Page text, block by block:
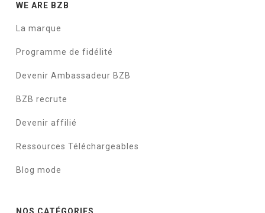
WE ARE BZB
La marque
Programme de fidélité
Devenir Ambassadeur BZB
BZB recrute
Devenir affilié
Ressources Téléchargeables
Blog mode